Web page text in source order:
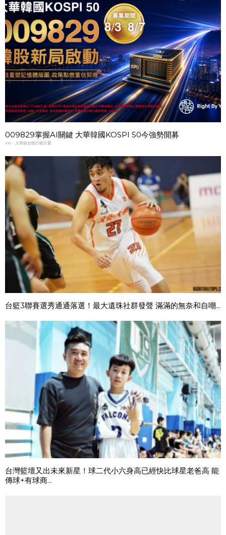
009829掌握AI關鍵 大華韓國KOSPI 50今強勢開募
PR・大華銀全能行銷方案
台籃3聯賽選秀通通落選！最大遺珠社群發聲 滿滿的無奈和自嘲...
台灣籃壇又出未來新星！球二代小六身高已經快比球星老爸高 能
傳球+有球商...